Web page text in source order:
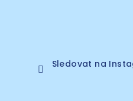
Sledovat na